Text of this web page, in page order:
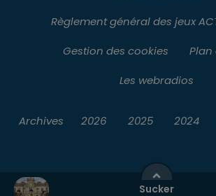
Sucker
Règlement général des jeux
Gestion des cookies
Plan
Les webradios
Archives 2026 2025 2024